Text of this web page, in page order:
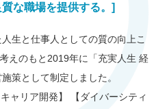
な職場を提供する。]
生と仕事人としての質の向上こ
えのもと 2019年に「充実人生 経
策として制定しました。
ャリア開発】 【ダイバーシティ